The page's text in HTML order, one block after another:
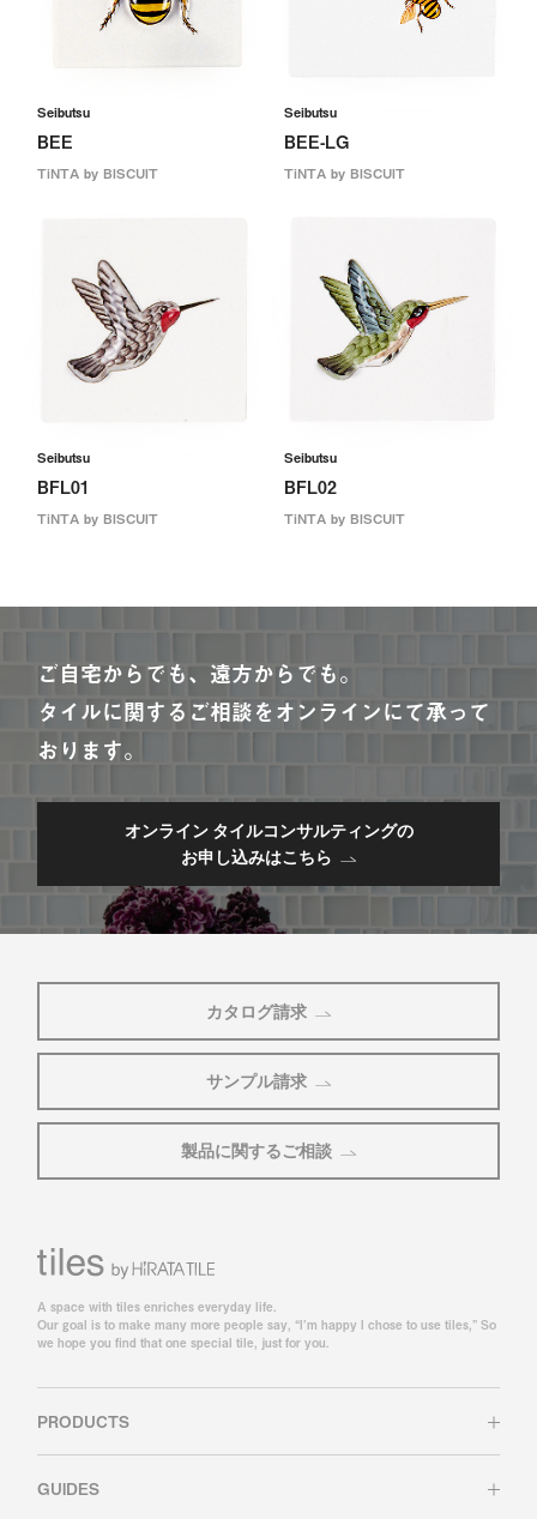
Seibutsu
BEE
TiNTA by BISCUIT
Seibutsu
BEE-LG
TiNTA by BISCUIT
Seibutsu
BFL01
TiNTA by BISCUIT
Seibutsu
BFL02
TiNTA by BISCUIT
ご自宅からでも、遠方からでも。
タイルに関するご相談をオンラインにて承って
おります。
オンライン タイルコンサルティングの
お申し込みはこちら
カタログ請求
サンプル請求
製品に関するご相談
A space with tiles enriches everyday life.
Our goal is to make many more people say, “I’m happy I chose to use tiles,” So
we hope you find that one special tile, just for you.
PRODUCTS
GUIDES